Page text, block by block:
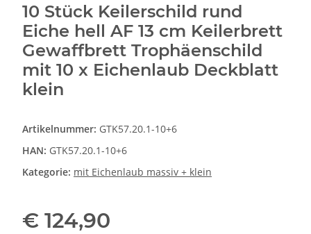
10 Stück Keilerschild rund
Eiche hell AF 13 cm Keilerbrett
Gewaffbrett Trophäenschild
mit 10 x Eichenlaub Deckblatt
klein
Artikelnummer: GTK57.20.1-10+6
HAN: GTK57.20.1-10+6
Kategorie: mit Eichenlaub massiv + klein
€ 124,90